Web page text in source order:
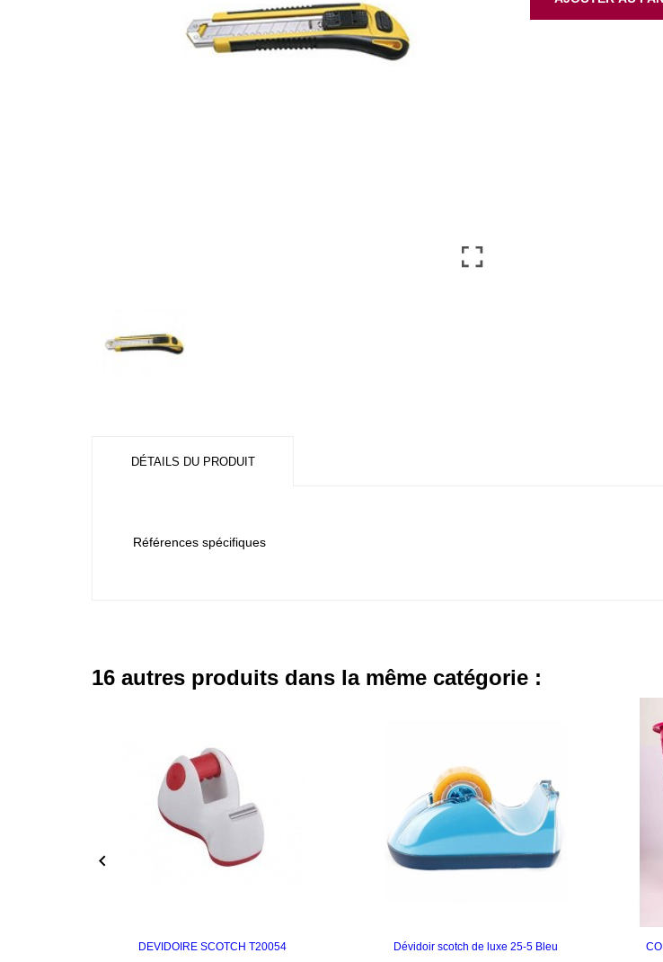
DÉTAILS DU PRODUIT
Références spécifiques
16 autres produits dans la même catégorie :
DEVIDOIRE SCOTCH T20054 Dévidoir scotch de luxe 25-5 Bleu
